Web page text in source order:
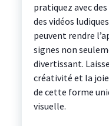
pratiquez avec
des vidéos
peuvent rendre
signes non
divertissant.
créativité et la
de cette forme
visuelle.